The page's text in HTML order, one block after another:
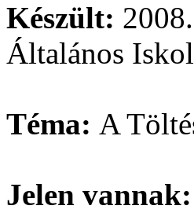
Készült:
Általános
Téma: A
Jelen vannak: